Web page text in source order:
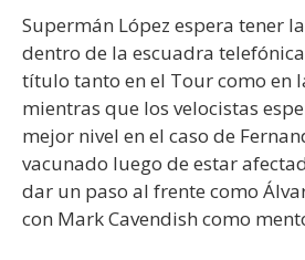
Supermán López espera tener
dentro de la escuadra
título tanto en el Tour como en
mientras que los velocistas
mejor nivel en el caso de
vacunado luego de estar
dar un paso al frente como
con Mark Cavendish como